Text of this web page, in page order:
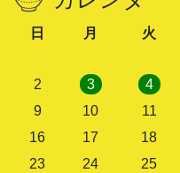
日 月 火
2
3 4
9
10 11
16
17 18
23
24 25